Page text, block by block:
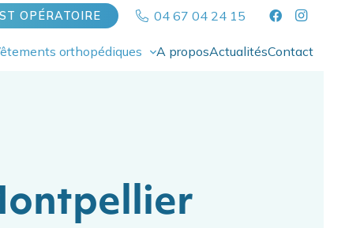
OPÉRATOIRE 04 67 04 24 15
orthopédiques A proposActualitésContact